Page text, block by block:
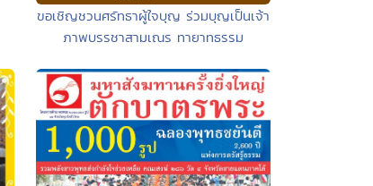
ขอเชิญชวนศรัทธาผู้ใจบุญ ร่วมบุญเป็นเจ้า
ภาพบรรชาสามเณร ทายาทธรรม